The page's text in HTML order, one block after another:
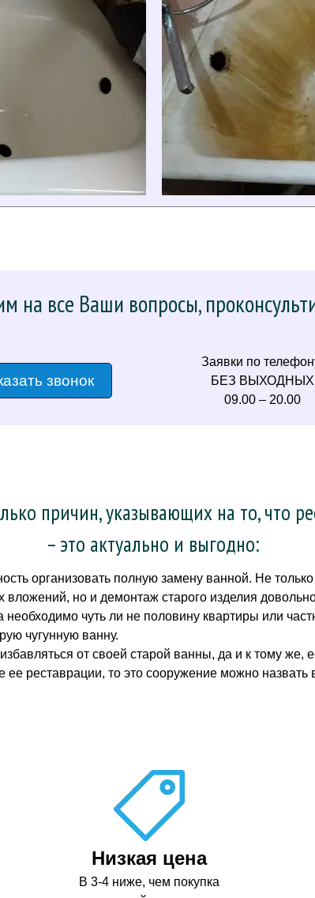
на все Ваши вопросы,
звонок
Заявки по
БЕЗ ВЫХОДНЫХ
09.00 – 20.00
причин, указывающих на то, что
– это актуально и выгодно:
организовать полную замену ванной. Не
но и демонтаж старого изделия
необходимо чуть ли не половину квартиры или
чугунную ванну.
от своей старой ванны, да и к тому же,
ее реставрации, то это сооружение можно назвать
Низкая цена
В 3-4 ниже, чем покупка